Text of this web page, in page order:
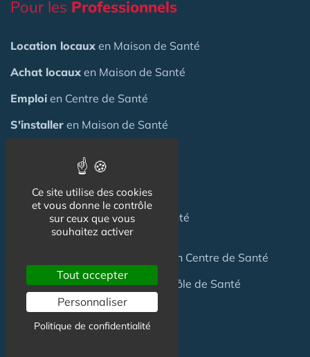
Pour les Professionnels
Location locaux en Maison de Santé
Achat locaux en Maison de Santé
Emploi en Centre de Santé
S'installer en Maison de Santé
une Maison de Santé
Financerune Maison de Santé
Investirdans une Maison de Santé
ou un Centre de Santé
Terrainpour création Maison / Pôle de Santé
FAQ
Ce site utilise des cookies
et vous donne le contrôle
sur ceux que vous
souhaitez activer
Tout accepter
Personnaliser
Politique de confidentialité